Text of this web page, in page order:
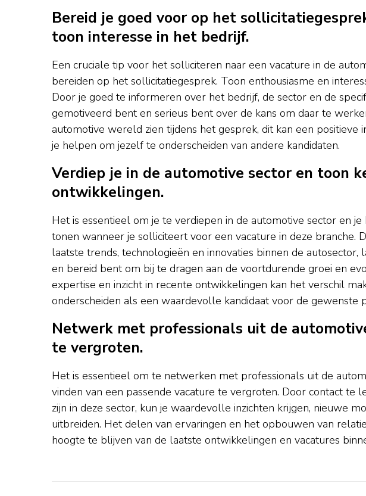
Bereid je goed voor op het
toon interesse in het bedrijf.
Een cruciale tip voor het solliciteren naar een vacature in de
bereiden op het sollicitatiegesprek. Toon enthousiasme en
Door je goed te informeren over het bedrijf, de sector en de
gemotiveerd bent en serieus bent over de kans om daar te
automotive wereld zien tijdens het gesprek, dit kan een
je helpen om jezelf te onderscheiden van andere kandidaten.
Verdiep je in de automotive sector en toon
ontwikkelingen.
Het is essentieel om je te verdiepen in de automotive sector en
tonen wanneer je solliciteert voor een vacature in deze branche.
laatste trends, technologieën en innovaties binnen de autosector,
en bereid bent om bij te dragen aan de voortdurende groei en
expertise en inzicht in recente ontwikkelingen kan het verschil
onderscheiden als een waardevolle kandidaat voor de gewenste
Netwerk met professionals uit de
te vergroten.
Het is essentieel om te netwerken met professionals uit de
vinden van een passende vacature te vergroten. Door contact te
zijn in deze sector, kun je waardevolle inzichten krijgen, nieuwe
uitbreiden. Het delen van ervaringen en het opbouwen van
hoogte te blijven van de laatste ontwikkelingen en vacatures